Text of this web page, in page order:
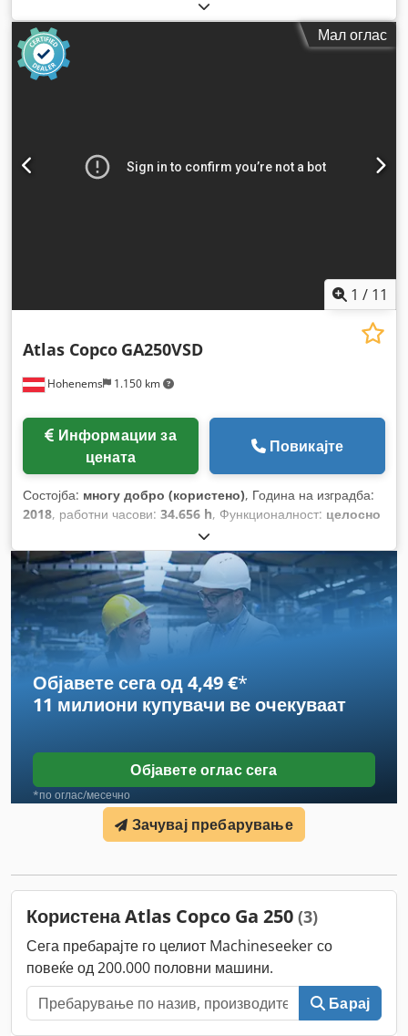
Мал оглас
1 / 11
Hohenems 1.150 km
Atlas Copco GA250VSD
цената
Повикајте
Состојба: многу добро (користено), Година на изградба:
2018, работни часови: 34.656 h, Функционалност: целосно
Објавете сега од 4,49 €*
11 милиони купувачи ве очекуваат
Објавете оглас сега
*по оглас/месечно
Зачувај пребарување
Користена Atlas Copco Ga 250 (3)
Сега пребарајте го целиот Machineseeker со
повеќе од 200.000 половни машини.
Барај